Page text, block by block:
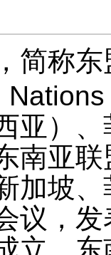
，简称
亚）
南亚
加坡
议，
立。